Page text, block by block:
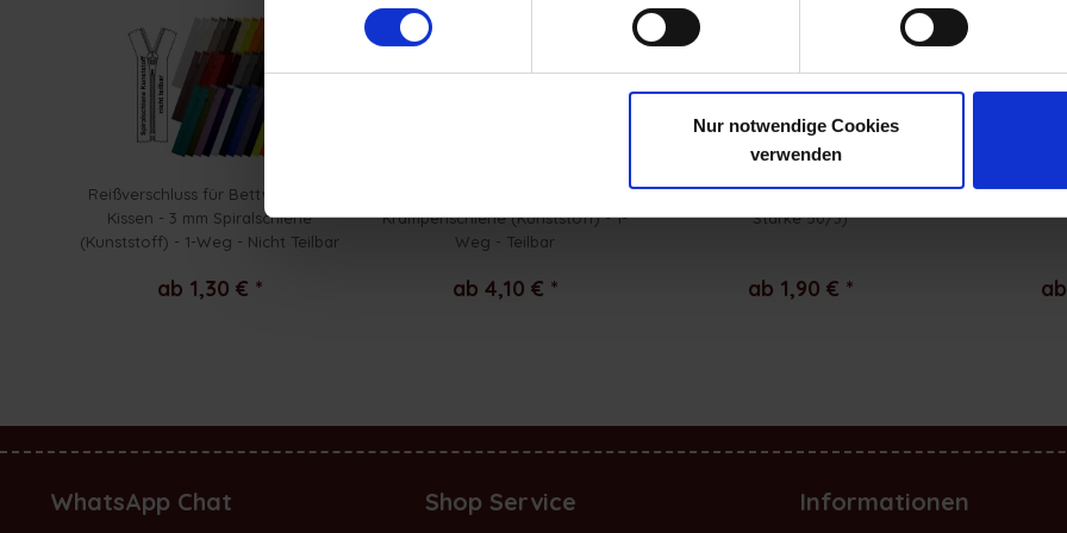
Nur notwendige Cookies
verwenden
Reißverschluss für Bettwäsche /
Kissen - 3 mm Spiralschiene
(Kunststoff) - 1-Weg - Nicht Teilbar
ab 1,30 € *
Reißverschluss für Jacken - 6 mm
Krampenschiene (Kunststoff) - 1-
Weg - Teilbar
ab 4,10 € *
Nähgarn Baumwolle (200 m /
Stärke 50/3)
ab 1,90 € *
Reparatur-
WhatsApp Chat Shop Service Informationen